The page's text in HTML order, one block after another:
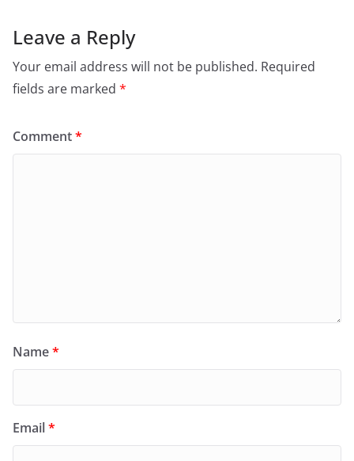
Leave a Reply
Your email address will not be published. Required
fields are marked *
Comment*
Name*
Email*